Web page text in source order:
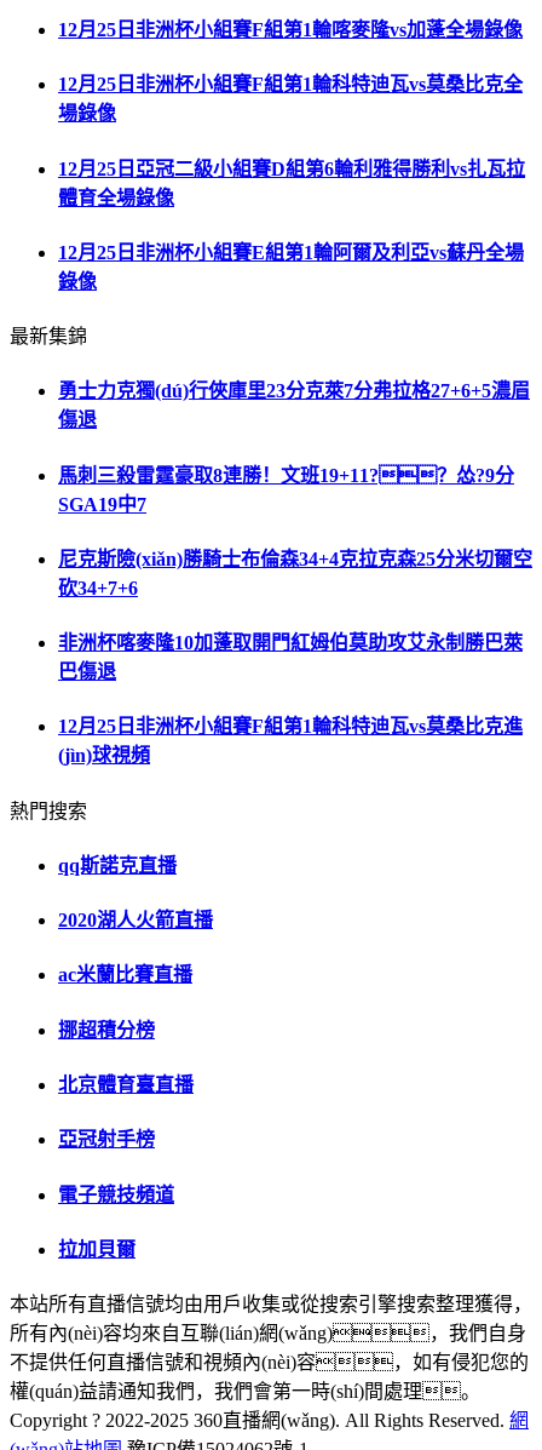
12月25日非洲杯小組賽F組第1輪喀麥隆vs加蓬全場錄像
12月25日非洲杯小組賽F組第1輪科特迪瓦vs莫桑比克全
場錄像
12月25日亞冠二級小組賽D組第6輪利雅得勝利vs扎瓦拉
體育全場錄像
12月25日非洲杯小組賽E組第1輪阿爾及利亞vs蘇丹全場
錄像
最新集錦
勇士力克獨(dú)行俠庫里23分克萊7分弗拉格27+6+5濃眉
傷退
馬刺三殺雷霆豪取8連勝！文班19+11?？怂?9分
SGA19中7
尼克斯險(xiǎn)勝騎士布倫森34+4克拉克森25分米切爾空
砍34+7+6
非洲杯喀麥隆10加蓬取開門紅姆伯莫助攻艾永制勝巴萊
巴傷退
12月25日非洲杯小組賽F組第1輪科特迪瓦vs莫桑比克進
(jìn)球視頻
熱門搜索
qq斯諾克直播
2020湖人火箭直播
ac米蘭比賽直播
挪超積分榜
北京體育臺直播
亞冠射手榜
電子競技頻道
拉加貝爾
本站所有直播信號均由用戶收集或從搜索引擎搜索整理獲得，
所有內(nèi)容均來自互聯(lián)網(wǎng)，我們自身
不提供任何直播信號和視頻內(nèi)容，如有侵犯您的
權(quán)益請通知我們，我們會第一時(shí)間處理。
Copyright ? 2022-2025 360直播網(wǎng). All Rights Reserved. 網